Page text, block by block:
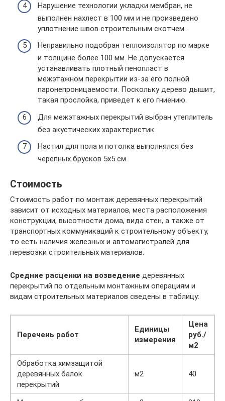
Нарушение технологии укладки мембран, не
выполнен нахлест в 100 мм и не произведено
уплотнение швов строительным скотчем.
Неправильно подобран теплоизолятор по марке
и толщине более 100 мм. Не допускается
устанавливать плотный пенопласт в
межэтажном перекрытии из-за его полной
паронепроницаемости. Поскольку дерево дышит,
такая прослойка, приведет к его гниению.
Для межэтажных перекрытий выбран утеплитель
без акустических характеристик.
Настил для пола и потолка выполнялся без
черепных брусков 5х5 см.
Стоимость
Стоимость работ по монтаж деревянных перекрытий
зависит от исходных материалов, места расположения
конструкции, высотности дома, вида стен, а также от
транспортных коммуникаций к строительному объекту,
то есть наличия железных и автомагистралей для
перевозки строительных материалов.
Средние расценки на возведение деревянных
перекрытий по отдельным монтажным операциям и
видам строительных материалов сведены в таблицу:
Перечень работ
Единицы
измерения
Цена
руб./
м2
Обработка химзащитой
деревянных балок
перекрытий
м2 40